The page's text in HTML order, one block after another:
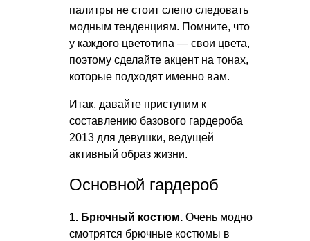
палитры не стоит слепо следовать
модным тенденциям. Помните, что
у каждого цветотипа — свои цвета,
поэтому сделайте акцент на тонах,
которые подходят именно вам.
Итак, давайте приступим к
составлению базового гардероба
2013 для девушки, ведущей
активный образ жизни.
Основной гардероб
1. Брючный костюм. Очень модно
смотрятся брючные костюмы в